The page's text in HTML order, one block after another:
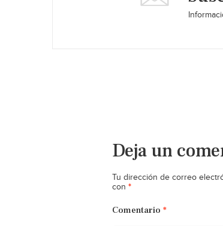
Deja un
Tu dirección de correo
con *
Comentario *